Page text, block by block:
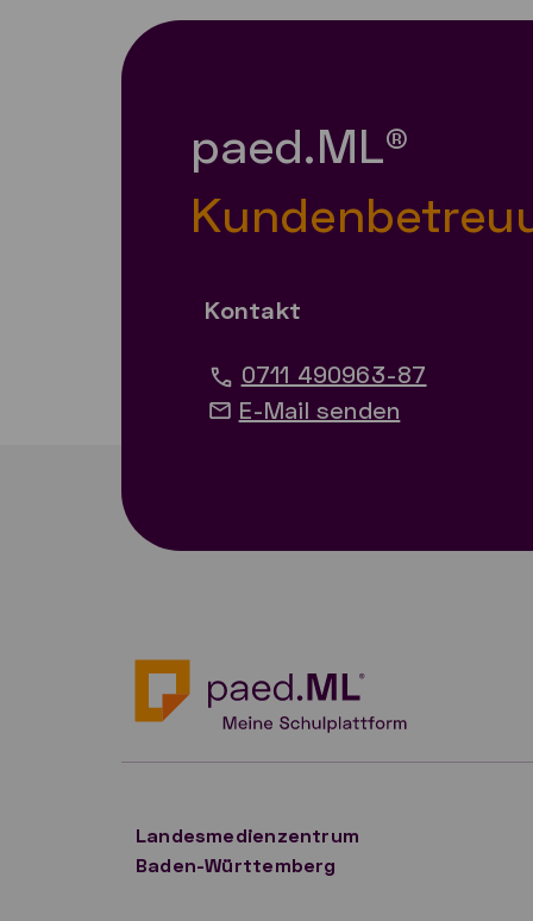
paed.ML®
Kontakt
0711 490963-87
E-Mail senden
Landesmedienzentrum
Baden-Württemberg